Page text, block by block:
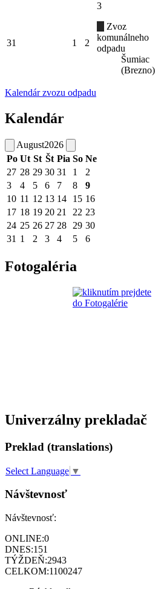
31 1 2
3
Zvoz
komunálneho
odpadu
Šumiac
(Brezno)
Kalendár zvozu odpadu
Kalendár
August2026
Po Ut St Št Pia So Ne
27 28 29 30 31 1
2
3
4 5 6 7 8
9
10 11 12 13 14 15 16
17 18 19 20 21 22 23
24 25 26 27 28 29 30
31 1 2 3 4 5 6
Fotogaléria
Univerzálny prekladač
Preklad (translations)
Select Language ▼
Návštevnosť
Návštevnosť:
ONLINE:0
DNES:151
TÝŽDEŇ:2943
CELKOM:1100247